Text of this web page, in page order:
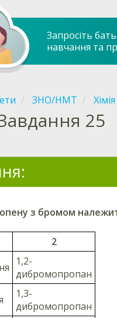
Запросіть
навчання та
ЗНО/НМТ Хімія
25
з бромом
2
1,2-
дибромопропан
1,3-
дибромопропан